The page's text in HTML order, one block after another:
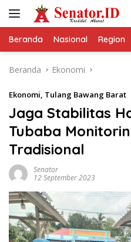
Beranda Nasional Region
Beranda Ekonomi
Ekonomi, Tulang Bawang Barat
Jaga Stabilitas
Tubaba
Tradisional
Senator
12 September 2023